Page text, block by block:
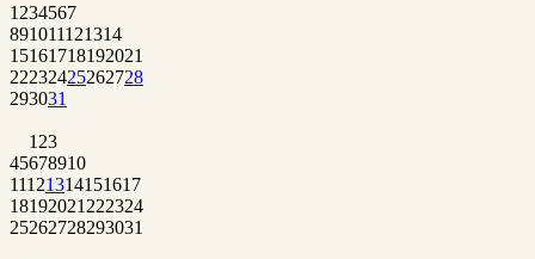
1 234567
891011121314
15161718192021
22232425262728
293031
1 23
45678910
11121314151617
18192021 222324
25262728293031